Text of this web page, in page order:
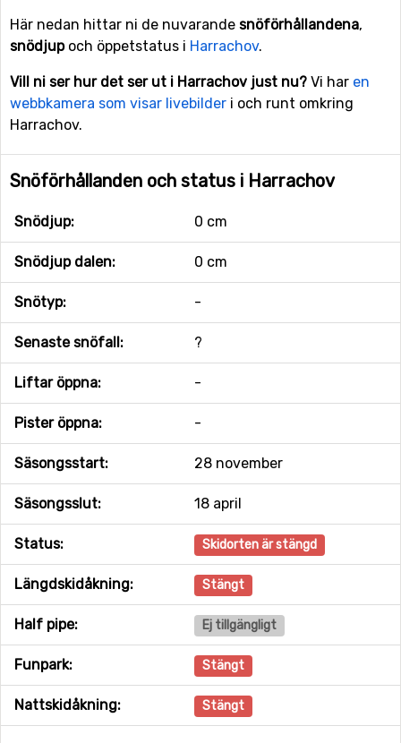
Här nedan hittar ni de nuvarande snöförhållandena,
snödjupoch öppetstatus i Harrachov.
Vill ni ser hur det ser ut i Harrachov just nu? Vi har en
webbkamera som visar livebilder i och runt omkring
Harrachov.
Snöförhållanden och status i Harrachov
Snödjup: 0 cm
Snödjup dalen: 0 cm
Snötyp: -
Senaste snöfall: ?
Liftar öppna: -
Pister öppna: -
Säsongsstart: 28 november
Säsongsslut: 18 april
Status: Skidorten är stängd
Längdskidåkning: Stängt
Half pipe: Ej tillgängligt
Funpark: Stängt
Nattskidåkning: Stängt